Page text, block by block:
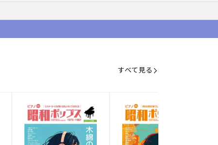
すべて見る